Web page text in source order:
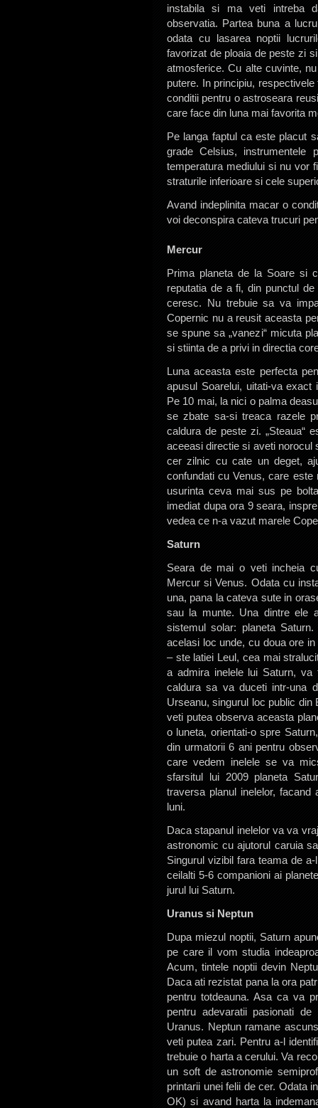
instabila si ma veti intreba
observatia. Partea buna a
odata cu lasarea noptii
favorizat de ploaia de peste zi
atmosferice. Cu alte cuvinte,
putere. In principiu,
conditii pentru o astroseara
care face din luna mai favorita
Pe langa faptul ca este placut
grade Celsius,
temperatura mediului si nu vor
straturile inferioare si cele
Avand indeplinita macar o
voi deconspira cateva trucuri
Mercur
Prima planeta de la Soare si
reputatia de a fi, din punctul
ceresc. Nu trebuie sa va
Copernic nu a reusit aceasta
se spune sa „vanezi“ micuta
si stiinta de a privi in directia
Luna aceasta este perfecta
apusul Soarelui, uitati-va
Pe 10 mai, la nici o palma
se zbate sa-si treaca razele
caldura de peste zi. „Steaua“
aceeasi directie si aveti
cer zilnic cu cate un deget,
confundati cu Venus, care
usurinta ceva mai sus pe
imediat dupa ora 9 seara,
vedea ce n-a vazut marele
Saturn
Seara de mai o veti incheia
Mercur si Venus. Odata cu
una, pana la cateva sute in
sau la munte. Una dintre ele
sistemul solar: planeta
acelasi loc unde, cu doua ore
– ste latiei Leul, cea mai
a admira inelele lui Saturn,
caldura sa va duceti intr-una
Urseanu, singurul loc public
veti putea observa aceasta
o luneta, orientati-o spre
din urmatorii 6 ani pentru
care vedem inelele se va
sfarsitul lui 2009 planeta
traversa planul inelelor,
luni.
Daca stapanul inelelor va va
astronomic cu ajutorul caruia
Singurul vizibil fara teama de
ceilalti 5-6 companioni ai
jurul lui Saturn.
Uranus si Neptun
Dupa miezul noptii, Saturn
pe care il vom studia
Acum, tintele noptii devin
Daca ati rezistat pana la ora
pentru totdeauna. Asa ca va
pentru adevaratii pasionati
Uranus. Neptun ramane
veti putea zari. Pentru a-l
trebuie o harta a cerului. Va
un soft de astronomie
printarii unei felii de cer. Odata
OK) si avand harta la